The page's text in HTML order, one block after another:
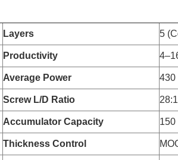
Layers 5
Productivity
Average Power 430
Screw L/D Ratio 28:1
Accumulator Capacity 150
Thickness Control